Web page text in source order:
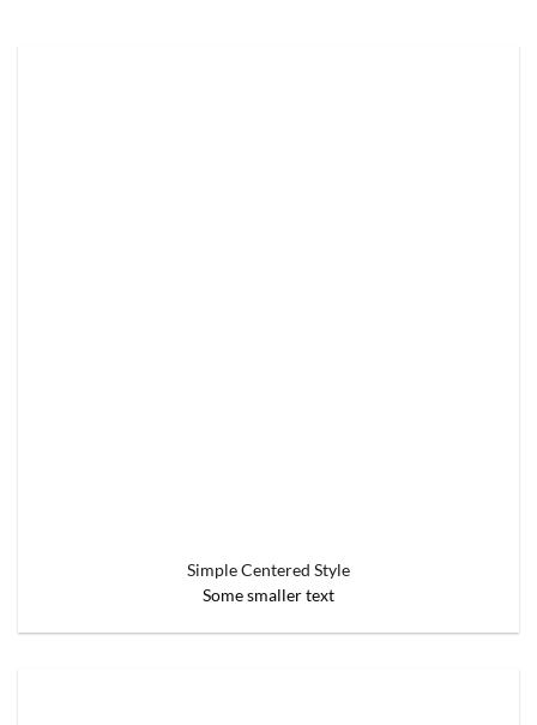
Simple Centered Style
Some smaller text